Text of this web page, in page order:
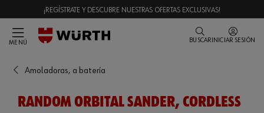
¡REGÍSTRATE Y DESCUBRE NUESTRAS OFERTAS EXCLUSIVAS!
MENÚ BUSCAR INICIAR SESIÓN
Amoladoras, a batería
RANDOM ORBITAL SANDER, CORDLESS